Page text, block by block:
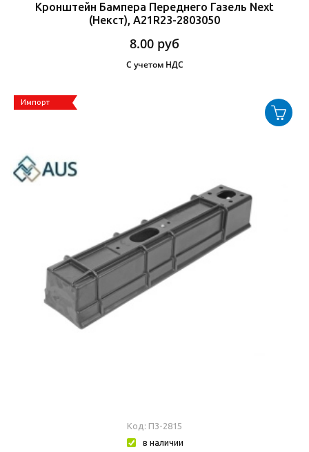
Кронштейн Бампера Переднего Газель Next
(Некст), А21R23-2803050
8.00 руб
С учетом НДС
Импорт
Код: П3-2815
в наличии